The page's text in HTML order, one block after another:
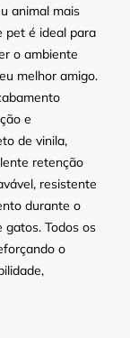
animal mais
pet é ideal para
o ambiente
melhor amigo.
e
de vinila,
retenção
resistente
durante o
gatos. Todos os
o